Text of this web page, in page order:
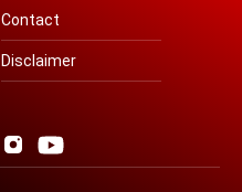
Contact
Disclaimer